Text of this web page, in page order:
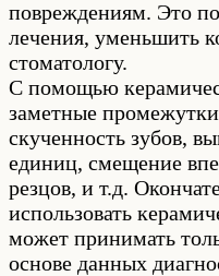
повреждениям. Это
лечения, уменьшить
стоматологу.
С помощью
заметные
скученность зубов,
единиц, смещение
резцов, и т.д.
использовать
может принимать
основе данных